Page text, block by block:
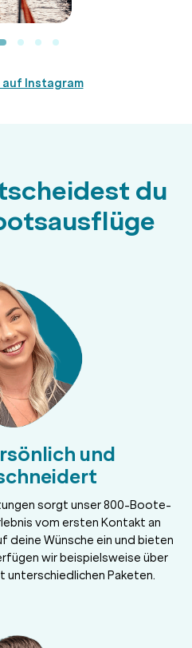
auf Instagram
du
und
sorgt unser 800-Boote-
vom ersten Kontakt an
deine Wünsche ein und bieten
wir beispielsweise über
Paketen.